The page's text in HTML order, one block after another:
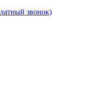
звонок)